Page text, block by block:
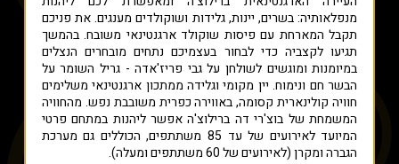
מנפלאותיה: בשרים, יינות, גלידות ושוקולדים מענגים. את פניכם
תקבל המארחת עם פיסות שוקולד ארגנטינאי משובח. בהמשך
תגיעו לקצביה כדי לבחור בעצמיכם נתחים מובחרים הנצלים
במיומנות ומוגשים לשולחן על גבי פריז'אדה - גריל השומר על
הבשר חם ונימוח. יין מקומי וגלידה ממתכון ארגנטינאי משלימים
חוויה קולינארית קסומה, באווירה כפרית משובבת נפש. מהחוויה
המשמחת של בוצ'רי דה ברילוצ'ה אפשר ליהנות במתחם פרטי
המיועד לאירועים של עד 85 משתתפים, הכוללים גם מערכת
הגברה ומקרן (לאירועים של 60 משתתפים ומעלה).